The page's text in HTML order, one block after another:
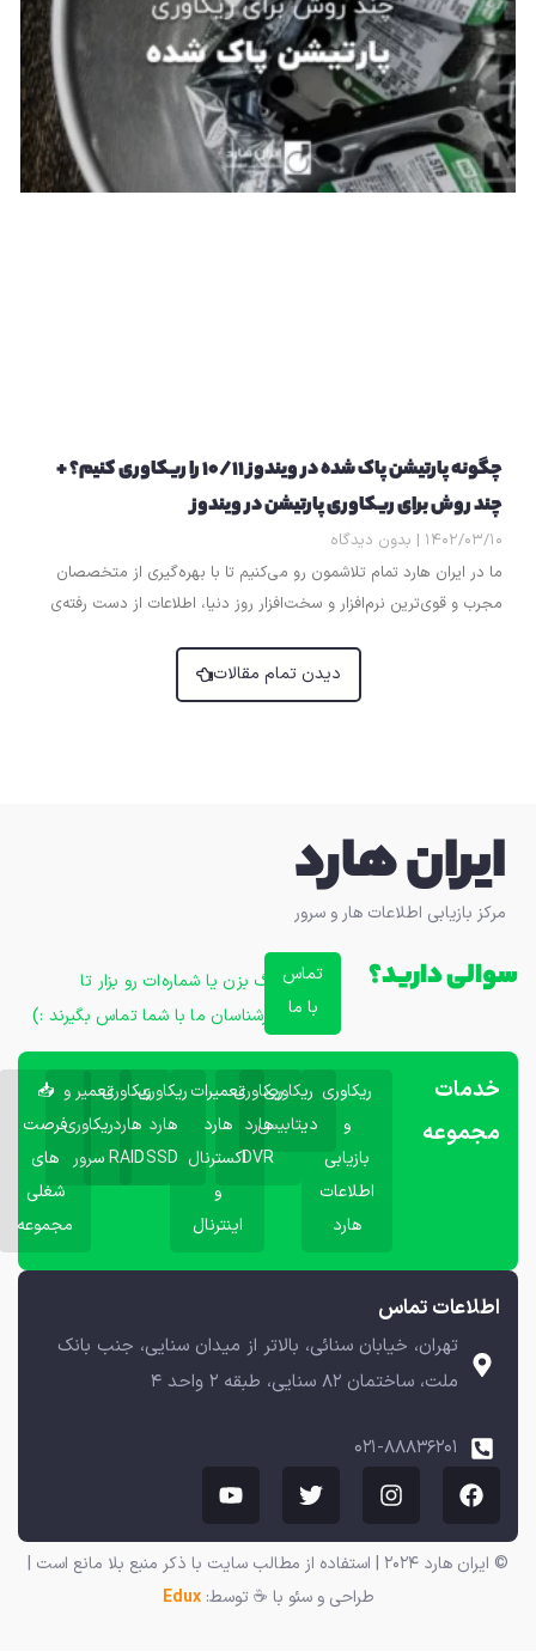
چگونه پارتیشن پاک شده در ویندوز ۱۰/۱۱ را ریکاوری کنیم؟ +
چند روش برای ریکاوری پارتیشن در ویندوز
۱۴۰۲/۰۳/۱۰
بدون دیدگاه
ما در ایران هارد تمام تلاشمون رو می‌کنیم تا با بهره‌گیری از متخصصان
مجرب و قوی‌ترین نرم‌افزار و سخت‌افزار روز دنیا، اطلاعات از دست رفته‌ی
دیدن تمام مقالات
ایران هارد
مرکز بازیابی اطلاعات هار و سرور
سوالی دارید؟
تماس
با ما
زنگ بزن یا شماره‌ات رو بزار تا
کارشناسان ما با شما تماس بگیرند :)
اطلاعات تماس
تهران، خیابان سنائی، بالاتر از میدان سنایی، جنب بانک
ملت، ساختمان ۸۲ سنایی، طبقه ۲ واحد ۴
۰۲۱-۸۸۸۳۶۲۰۱
خدمات
مجموعه
ریکاوری
و
بازیابی
اطلاعات
هارد
ریکاوری
دیتابیس
ریکاوری
هارد
DVR
تعمیرات
هارد
اکسترنال
و
اینترنال
ریکاوری
هارد
SSD
ریکاوری
هارد
RAID
تعمیر و
ریکاوری
سرور
📥
فرصت
های
شغلی
مجموعه
© ایران هارد ۲۰۲۴ | استفاده از مطالب سایت با ذکر منبع بلا مانع است |
طراحی و سئو با ☕ توسط:Edux